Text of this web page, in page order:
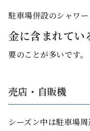
駐車場併設のシャワー
金に含まれてい
要のことが多いです。
売店・自販機
シーズン中は駐車場